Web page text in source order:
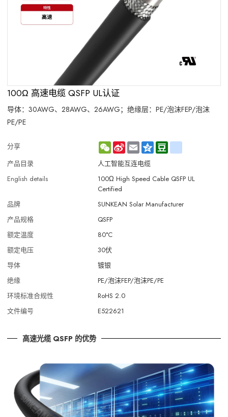
100Ω 高速电缆 QSFP UL认证
导体：30AWG、28AWG、26AWG；绝缘层：PE/泡沫FEP/泡沫
PE/PE
分享 WeChat
Sina
Weibo
Email QzoneDouban
产品目录
人工智能互连电缆
English details
100Ω High Speed Cable QSFP UL
Certified
品牌
SUNKEAN Solar Manufacturer
产品规格
QSFP
额定温度
80°C
额定电压
30伏
导体
镀银
绝缘
PE/泡沫FEP/泡沫PE/PE
环境标准合规性
RoHS 2.0
文件编号
E522621
高速光缆 QSFP 的优势